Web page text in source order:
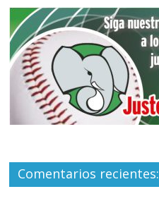
Comentarios recientes: